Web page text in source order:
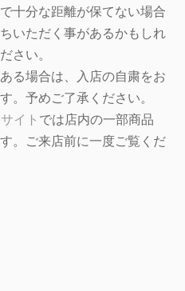
十分な距離が保てない場合
いただく事があるかもしれ
さい。
る場合は、入店の自粛をお
。予めご了承ください。
イト では店内の一部商品
。ご来店前に一度ご覧くだ